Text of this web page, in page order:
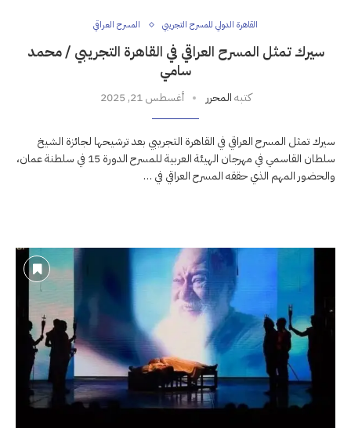
القاهرة الدولي للمسرح التجريبي المسرح العراقي
سيرك تمثل المسرح العراقي في القاهرة التجريبي / محمد
سامي
كتبهالمحرر أغسطس 21, 2025
سيرك تمثل المسرح العراقي في القاهرة التجريبي بعد ترشيحها لجائزة الشيخ
سلطان القاسمي في مهرجان الهيئة العربية للمسرح الدورة 15 في سلطنة عمان،
والحضور المهم الذي حققه المسرح العراقي في …